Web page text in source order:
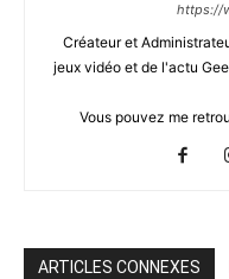
https://
Créateur et
jeux vidéo et de l'actu
Vous pouvez me
ARTICLES CONNEXES